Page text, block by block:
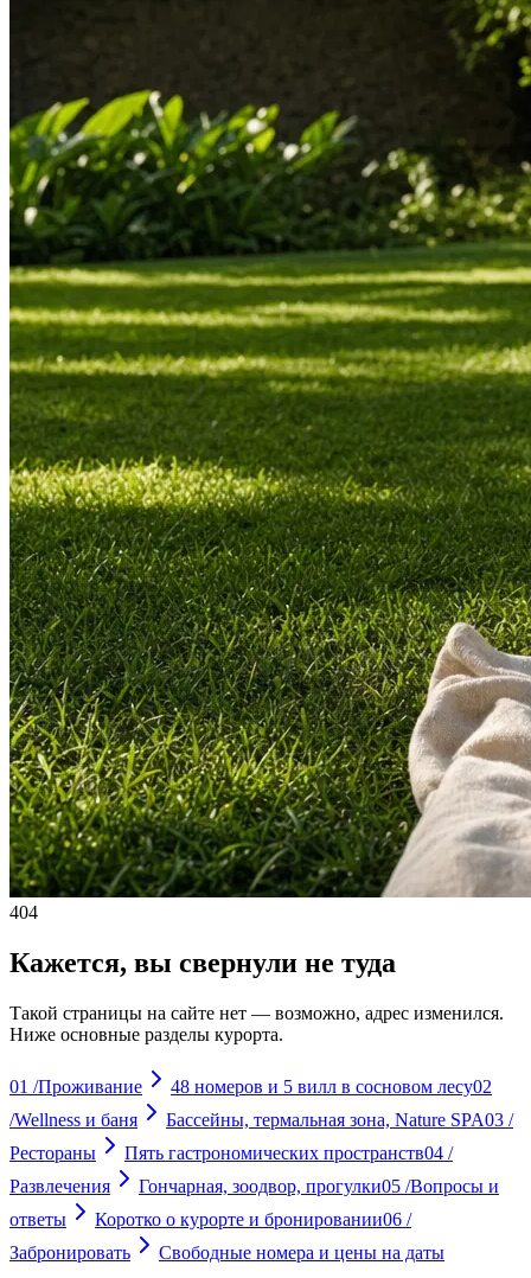
404
Кажется, вы свернули не туда
Такой страницы на сайте нет — возможно, адрес изменился.
Ниже основные разделы курорта.
01 /Проживание 48 номеров и 5 вилл в сосновом лесу02
/Wellness и баня Бассейны, термальная зона, Nature SPA03 /
Рестораны
Пять гастрономических пространств04 /
Развлечения
Гончарная, зоодвор, прогулки05 /Вопросы и
ответы
Коротко о курорте и бронировании06 /
Забронировать
Свободные номера и цены на даты